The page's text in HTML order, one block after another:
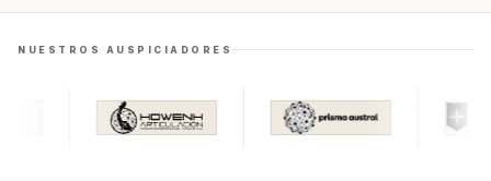
NUESTROS AUSPICIADORES